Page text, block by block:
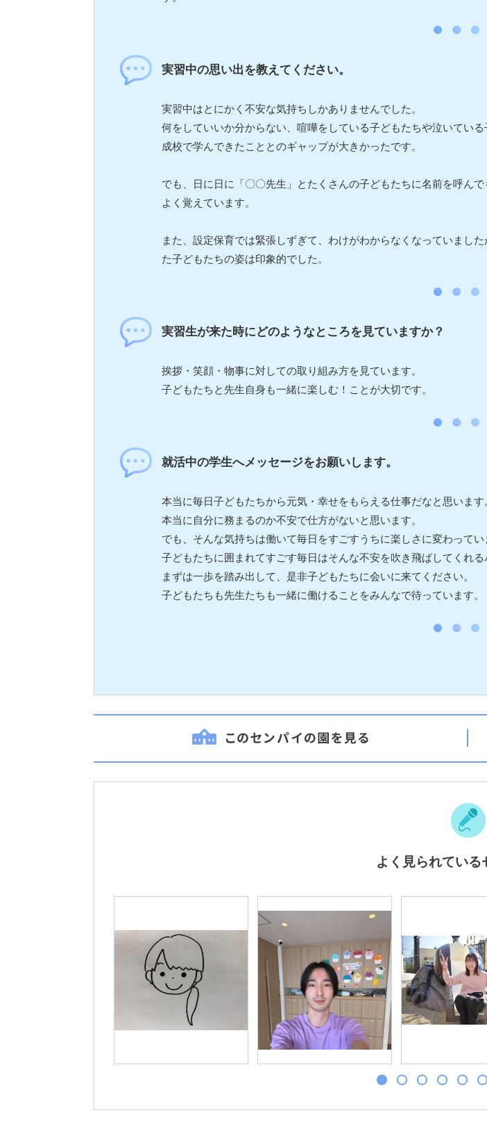
実習中の思い出を教えてください。
実習中はとにかく不安な気持ちしかありませんでした。
何をしていいか分からない、喧嘩をしている子どもたちや泣いてい
成校で学んできたこととのギャップが大きかったです。
でも、日に日に「〇〇先生」とたくさんの子どもたちに名前を呼ん
よく覚えています。
また、設定保育では緊張しずぎて、わけがわからなくなっていまし
た子どもたちの姿は印象的でした。
実習生が来た時にどのようなところを見ていますか？
挨拶・笑顔・物事に対しての取り組み方を見ています。
子どもたちと先生自身も一緒に楽しむ！ことが大切です。
就活中の学生へメッセージをお願いします。
本当に毎日子どもたちから元気・幸せをもらえる仕事だなと思います
本当に自分に務まるのか不安で仕方がないと思います。
でも、そんな気持ちは働いて毎日をすごすうちに楽しさに変わってい
子どもたちに囲まれてすごす毎日はそんな不安を吹き飛ばしてくれる
まずは一歩を踏み出して、是非子どもたちに会いに来てください。
子どもたちも先生たちも一緒に働けることをみんなで待っています。
よく見られている